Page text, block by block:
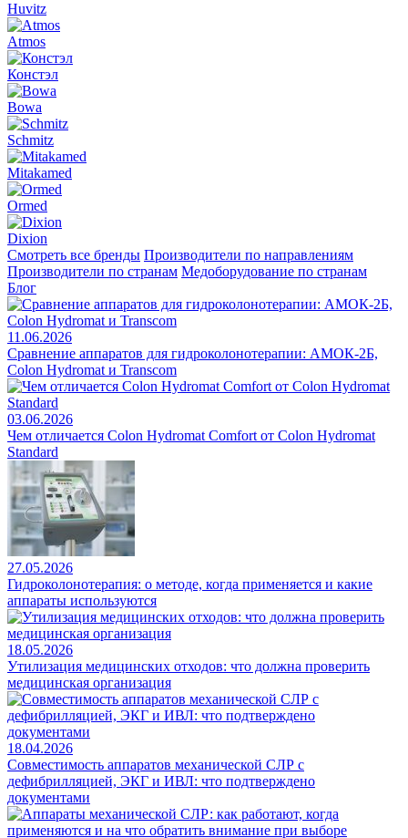
Huvitz
Atmos
Констэл
Bowa
Schmitz
Mitakamed
Ormed
Dixion
Смотреть все бренды Производители по направлениям
Производители по странам Медоборудование по странам
Блог
11.06.2026
Сравнение аппаратов для гидроколонотерапии: АМОК-2Б,
Colon Hydromat и Transcom
03.06.2026
Чем отличается Colon Hydromat Comfort от Colon Hydromat
Standard
27.05.2026
Гидроколонотерапия: о методе, когда применяется и какие
аппараты используются
18.05.2026
Утилизация медицинских отходов: что должна проверить
медицинская организация
18.04.2026
Совместимость аппаратов механической СЛР с
дефибрилляцией, ЭКГ и ИВЛ: что подтверждено
документами